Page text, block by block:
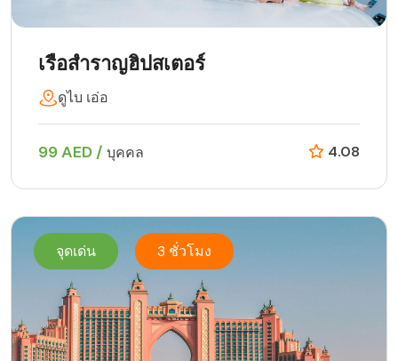
เรือสำราญฮิปสเตอร์
ดูไบ เอ่อ
99 AED / บุคคล 4.08
จุดเด่น 3 ชั่วโมง